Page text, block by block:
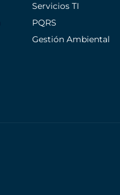
Servicios TI
PQRS
Gestión Ambiental